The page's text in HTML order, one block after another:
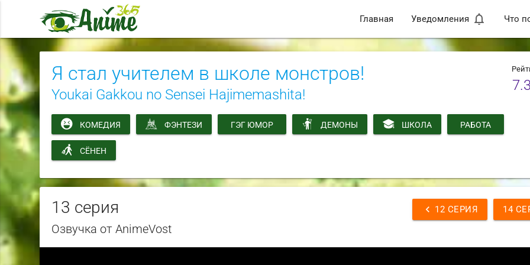
Главная Уведомления notifications_none Что
7.3
Я стал учителем в школе монстров!
Youkai Gakkou no Sensei Hajimemashita!
КОМЕДИЯ ФЭНТЕЗИ ГЭГ ЮМОР ДЕМОНЫ ШКОЛА РАБОТА
СЁНЕН
chevron_left 12 СЕРИЯ 14
13 серия
Озвучка от AnimeVost